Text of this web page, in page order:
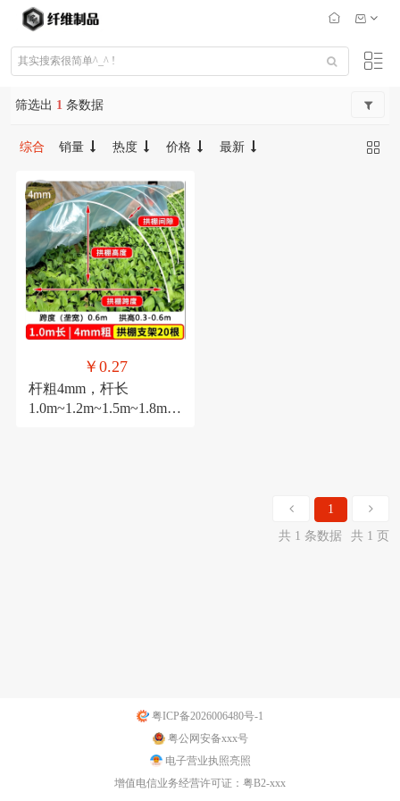
筛选出 1 条数据
综合 销量 热度 价格 最新
￥0.27
杆粗4mm，杆长
1.0m~1.2m~1.5m~1.8m~2
1
共 1 条数据
共 1 页
粤ICP备2026006480号-1
粤公网安备xxx号
电子营业执照亮照
增值电信业务经营许可证：粤B2-xxx